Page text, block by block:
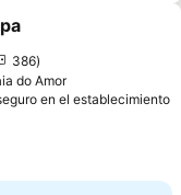
386
do Amor
en el establecimiento